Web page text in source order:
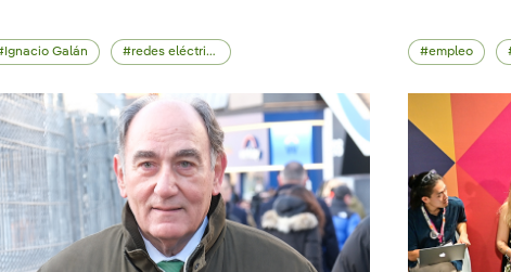
Ignacio Galán redes eléctricas empleo